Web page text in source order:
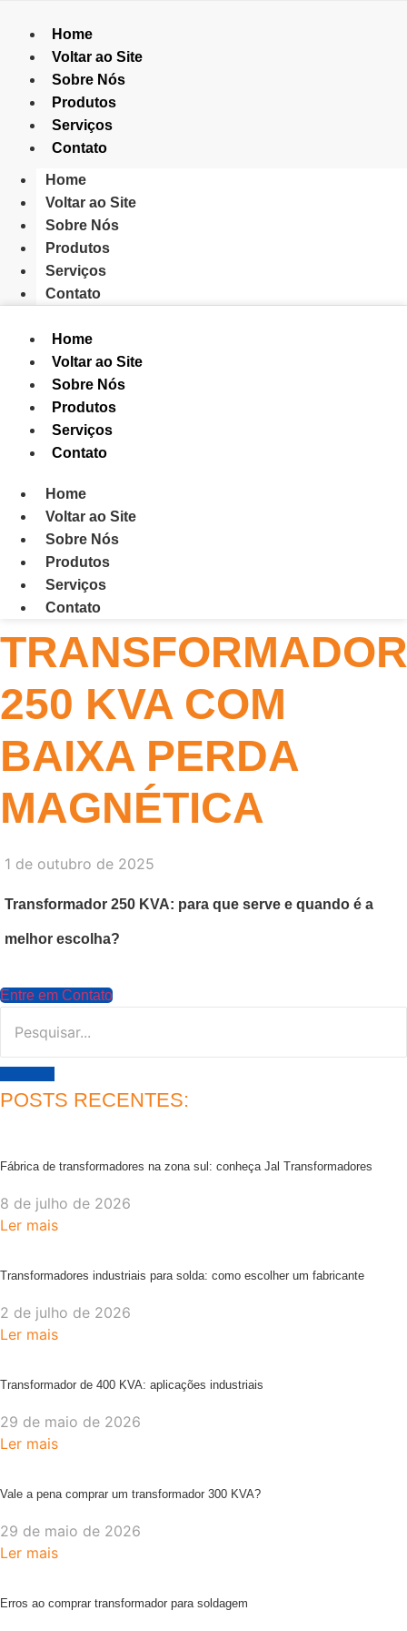
Home
Voltar ao Site
Sobre Nós
Produtos
Serviços
Contato
Home
Voltar ao Site
Sobre Nós
Produtos
Serviços
Contato
Home
Voltar ao Site
Sobre Nós
Produtos
Serviços
Contato
Home
Voltar ao Site
Sobre Nós
Produtos
Serviços
Contato
TRANSFORMADOR
250 KVA COM
BAIXA PERDA
MAGNÉTICA
1 de outubro de 2025
Transformador 250 KVA: para que serve e quando é a
melhor escolha?
Entre em Contato
POSTS RECENTES:
Fábrica de transformadores na zona sul: conheça Jal Transformadores
8 de julho de 2026
Ler mais
Transformadores industriais para solda: como escolher um fabricante
2 de julho de 2026
Ler mais
Transformador de 400 KVA: aplicações industriais
29 de maio de 2026
Ler mais
Vale a pena comprar um transformador 300 KVA?
29 de maio de 2026
Ler mais
Erros ao comprar transformador para soldagem